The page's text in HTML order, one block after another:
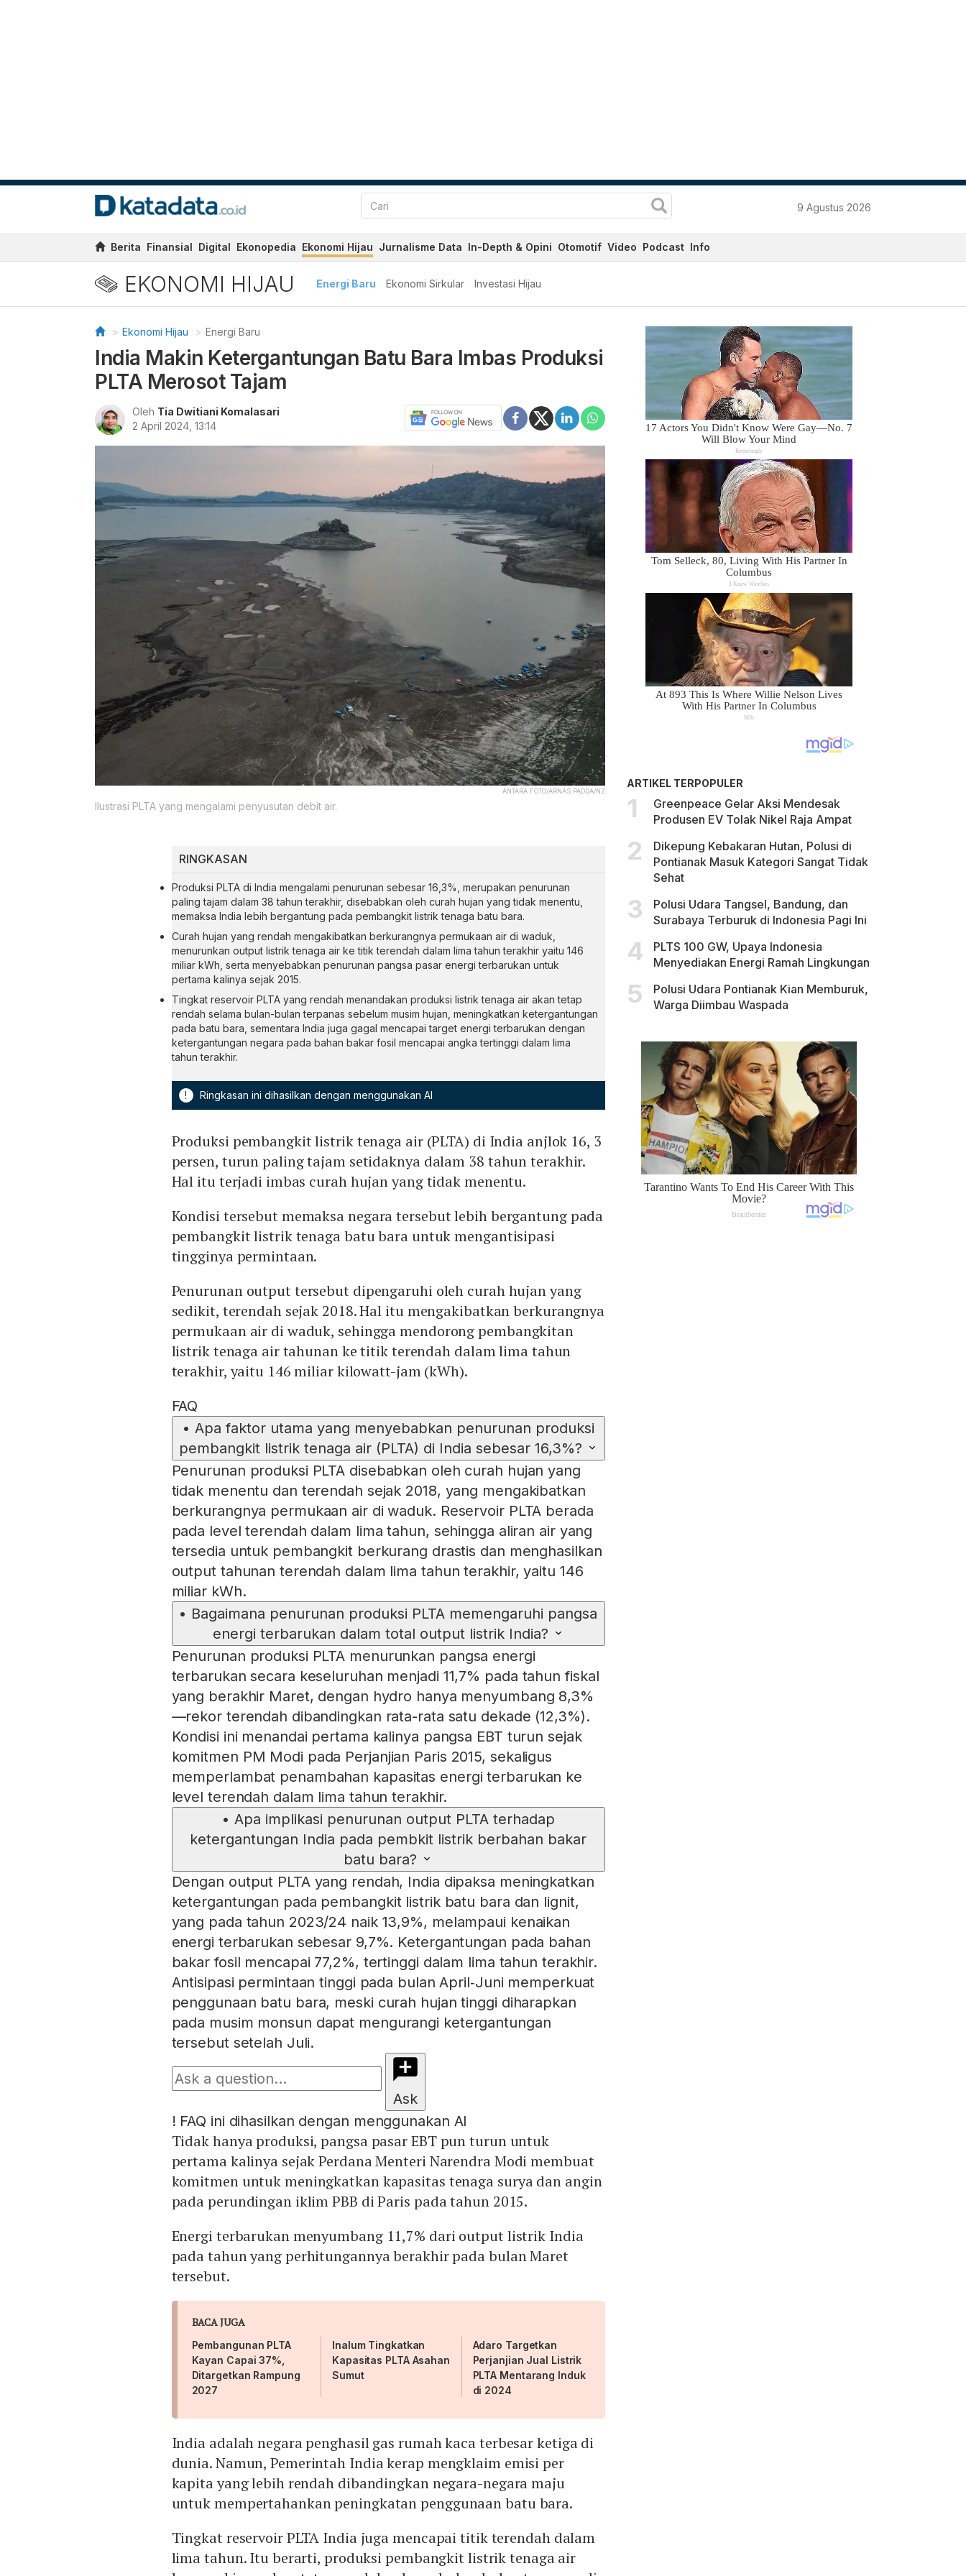
9 Agustus 2026
Berita Finansial Digital Ekonopedia Ekonomi Hijau Jurnalisme Data In-Depth & Opini Otomotif Video Podcast Info
EKONOMI HIJAU Energi Baru Ekonomi Sirkular Investasi Hijau
Ekonomi Hijau Energi Baru
India Makin Ketergantungan Batu Bara Imbas Produksi
PLTA Merosot Tajam
Oleh Tia Dwitiani Komalasari
2 April 2024, 13:14
ANTARA FOTO/ARNAS PADDA/NZ
Ilustrasi PLTA yang mengalami penyusutan debit air.
RINGKASAN
Produksi PLTA di India mengalami penurunan sebesar 16,3%, merupakan penurunan
paling tajam dalam 38 tahun terakhir, disebabkan oleh curah hujan yang tidak menentu,
memaksa India lebih bergantung pada pembangkit listrik tenaga batu bara.
Curah hujan yang rendah mengakibatkan berkurangnya permukaan air di waduk,
menurunkan output listrik tenaga air ke titik terendah dalam lima tahun terakhir yaitu 146
miliar kWh, serta menyebabkan penurunan pangsa pasar energi terbarukan untuk
pertama kalinya sejak 2015.
Tingkat reservoir PLTA yang rendah menandakan produksi listrik tenaga air akan tetap
rendah selama bulan-bulan terpanas sebelum musim hujan, meningkatkan ketergantungan
pada batu bara, sementara India juga gagal mencapai target energi terbarukan dengan
ketergantungan negara pada bahan bakar fosil mencapai angka tertinggi dalam lima
tahun terakhir.
! Ringkasan ini dihasilkan dengan menggunakan AI
Produksi pembangkit listrik tenaga air (PLTA) di India anjlok 16, 3
persen, turun paling tajam setidaknya dalam 38 tahun terakhir.
Hal itu terjadi imbas curah hujan yang tidak menentu.
Kondisi tersebut memaksa negara tersebut lebih bergantung pada
pembangkit listrik tenaga batu bara untuk mengantisipasi
tingginya permintaan.
Penurunan output tersebut dipengaruhi oleh curah hujan yang
sedikit, terendah sejak 2018. Hal itu mengakibatkan berkurangnya
permukaan air di waduk, sehingga mendorong pembangkitan
listrik tenaga air tahunan ke titik terendah dalam lima tahun
terakhir, yaitu 146 miliar kilowatt-jam (kWh).
FAQ
• Apa faktor utama yang menyebabkan penurunan produksi
pembangkit listrik tenaga air (PLTA) di India sebesar 16,3%?
Penurunan produksi PLTA disebabkan oleh curah hujan yang
tidak menentu dan terendah sejak 2018, yang mengakibatkan
berkurangnya permukaan air di waduk. Reservoir PLTA berada
pada level terendah dalam lima tahun, sehingga aliran air yang
tersedia untuk pembangkit berkurang drastis dan menghasilkan
output tahunan terendah dalam lima tahun terakhir, yaitu 146
miliar kWh.
• Bagaimana penurunan produksi PLTA memengaruhi pangsa
energi terbarukan dalam total output listrik India?
Penurunan produksi PLTA menurunkan pangsa energi
terbarukan secara keseluruhan menjadi 11,7% pada tahun fiskal
yang berakhir Maret, dengan hydro hanya menyumbang 8,3%
—rekor terendah dibandingkan rata-rata satu dekade (12,3%).
Kondisi ini menandai pertama kalinya pangsa EBT turun sejak
komitmen PM Modi pada Perjanjian Paris 2015, sekaligus
memperlambat penambahan kapasitas energi terbarukan ke
level terendah dalam lima tahun terakhir.
• Apa implikasi penurunan output PLTA terhadap
ketergantungan India pada pembkit listrik berbahan bakar
batu bara?
Dengan output PLTA yang rendah, India dipaksa meningkatkan
ketergantungan pada pembangkit listrik batu bara dan lignit,
yang pada tahun 2023/24 naik 13,9%, melampaui kenaikan
energi terbarukan sebesar 9,7%. Ketergantungan pada bahan
bakar fosil mencapai 77,2%, tertinggi dalam lima tahun terakhir.
Antisipasi permintaan tinggi pada bulan April‑Juni memperkuat
penggunaan batu bara, meski curah hujan tinggi diharapkan
pada musim monsun dapat mengurangi ketergantungan
tersebut setelah Juli.
Ask
! FAQ ini dihasilkan dengan menggunakan AI
Tidak hanya produksi, pangsa pasar EBT pun turun untuk
pertama kalinya sejak Perdana Menteri Narendra Modi membuat
komitmen untuk meningkatkan kapasitas tenaga surya dan angin
pada perundingan iklim PBB di Paris pada tahun 2015.
Energi terbarukan menyumbang 11,7% dari output listrik India
pada tahun yang perhitungannya berakhir pada bulan Maret
tersebut.
BACA JUGA
Pembangunan PLTA
Kayan Capai 37%,
Ditargetkan Rampung
2027
Inalum Tingkatkan
Kapasitas PLTA Asahan
Sumut
Adaro Targetkan
Perjanjian Jual Listrik
PLTA Mentarang Induk
di 2024
India adalah negara penghasil gas rumah kaca terbesar ketiga di
dunia. Namun, Pemerintah India kerap mengklaim emisi per
kapita yang lebih rendah dibandingkan negara-negara maju
untuk mempertahankan peningkatan penggunaan batu bara.
Tingkat reservoir PLTA India juga mencapai titik terendah dalam
lima tahun. Itu berarti, produksi pembangkit listrik tenaga air
ARTIKEL TERPOPULER
Greenpeace Gelar Aksi Mendesak
Produsen EV Tolak Nikel Raja Ampat
Dikepung Kebakaran Hutan, Polusi di
Pontianak Masuk Kategori Sangat Tidak
Sehat
Polusi Udara Tangsel, Bandung, dan
Surabaya Terburuk di Indonesia Pagi Ini
PLTS 100 GW, Upaya Indonesia
Menyediakan Energi Ramah Lingkungan
Polusi Udara Pontianak Kian Memburuk,
Warga Diimbau Waspada